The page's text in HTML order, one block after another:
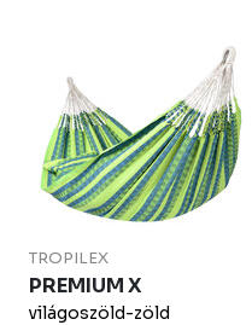
TROPILEX
PREMIUM X
világoszöld-zöld